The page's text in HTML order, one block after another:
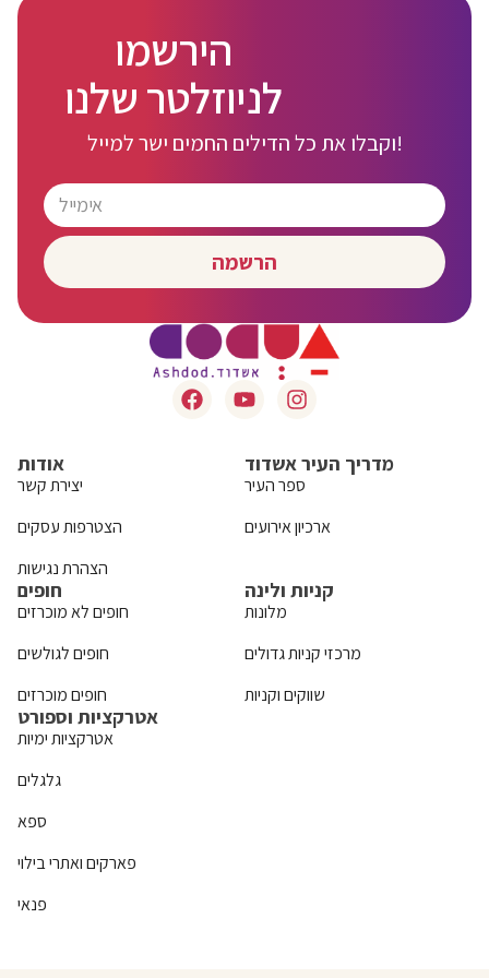
הירשמו
לניוזלטר שלנו
וקבלו את כל הדילים החמים ישר למייל!
הרשמה
אודות
יצירת קשר
הצטרפות עסקים
הצהרת נגישות
מדריך העיר אשדוד
ספר העיר
ארכיון אירועים
חופים
חופים לא מוכרזים
חופים לגולשים
חופים מוכרזים
קניות ולינה
מלונות
מרכזי קניות גדולים
שווקים וקניות
אטרקציות וספורט
אטרקציות ימיות
גלגלים
ספא
פארקים ואתרי בילוי
פנאי